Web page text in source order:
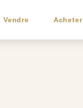
Vendre Acheter